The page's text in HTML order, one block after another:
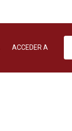
ACCEDER A